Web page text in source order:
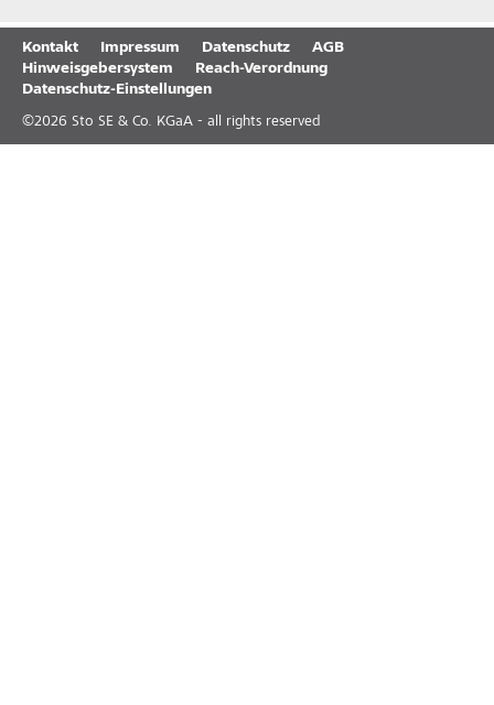
Kontakt Impressum Datenschutz
AGB
Hinweisgebersystem
Reach-Verordnung
Datenschutz-Einstellungen
©2026 Sto SE & Co. KGaA - all rights reserved